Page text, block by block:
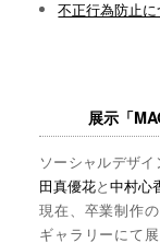
不正行為防止
展示「
ソーシャルデザ
田真優花と中村心
現在、卒業制作
ギャラリーにて